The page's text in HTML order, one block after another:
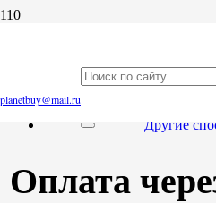
planetbuy@mail.ru
Как оплатить через Сбербанк?
Другие
Оплата